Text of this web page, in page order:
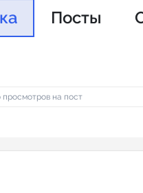
Посты
на пост